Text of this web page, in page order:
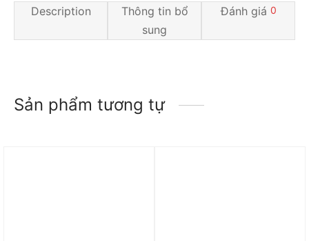
Description
Thông tin bổ
sung
Đánh giá 0
Sản phẩm tương tự